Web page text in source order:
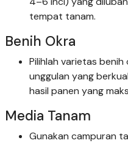
tempat tanam.
Benih Okra
Pilihlah varietas
unggulan yang
hasil panen yang
Media Tanam
Gunakan campuran